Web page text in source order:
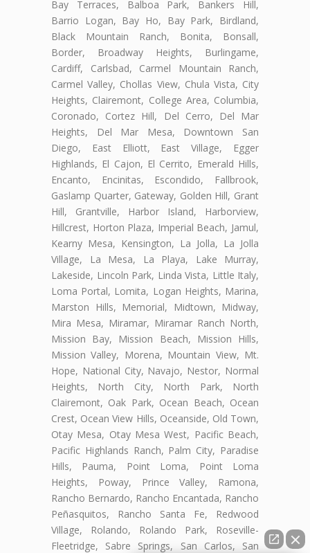
Bay Terraces, Balboa Park, Bankers Hill,
Barrio Logan, Bay Ho, Bay Park, Birdland,
Black Mountain Ranch, Bonita, Bonsall,
Border, Broadway Heights, Burlingame,
Cardiff, Carlsbad, Carmel Mountain Ranch,
Carmel Valley, Chollas View, Chula Vista, City
Heights, Clairemont, College Area, Columbia,
Coronado, Cortez Hill, Del Cerro, Del Mar
Heights, Del Mar Mesa, Downtown San
Diego, East Elliott, East Village, Egger
Highlands, El Cajon, El Cerrito, Emerald Hills,
Encanto, Encinitas, Escondido, Fallbrook,
Gaslamp Quarter, Gateway, Golden Hill, Grant
Hill, Grantville, Harbor Island, Harborview,
Hillcrest, Horton Plaza, Imperial Beach, Jamul,
Kearny Mesa, Kensington, La Jolla, La Jolla
Village, La Mesa, La Playa, Lake Murray,
Lakeside, Lincoln Park, Linda Vista, Little Italy,
Loma Portal, Lomita, Logan Heights, Marina,
Marston Hills, Memorial, Midtown, Midway,
Mira Mesa, Miramar, Miramar Ranch North,
Mission Bay, Mission Beach, Mission Hills,
Mission Valley, Morena, Mountain View, Mt.
Hope, National City, Navajo, Nestor, Normal
Heights, North City, North Park, North
Clairemont, Oak Park, Ocean Beach, Ocean
Crest, Ocean View Hills, Oceanside, Old Town,
Otay Mesa, Otay Mesa West, Pacific Beach,
Pacific Highlands Ranch, Palm City, Paradise
Hills, Pauma, Point Loma, Point Loma
Heights, Poway, Prince Valley, Ramona,
Rancho Bernardo, Rancho Encantada, Rancho
Peñasquitos, Rancho Santa Fe, Redwood
Village, Rolando, Rolando Park, Roseville-
Fleetridge, Sabre Springs, San Carlos, San